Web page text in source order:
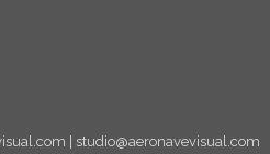
| studio@aeronavevisual.com